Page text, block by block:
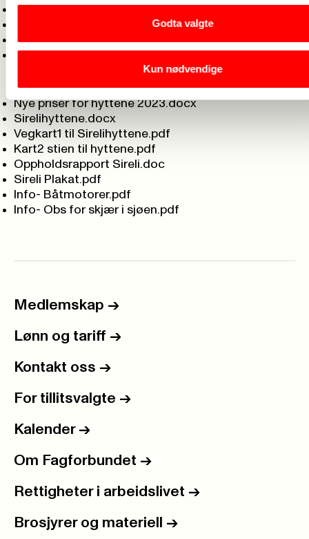
Godta valgte
Kun nødvendige
Søknadsskjema for leie av Sirelihyttene
Utleieoversikt hytte 2
Video Sirelihyttene
Dokumenter
Nye priser for hyttene 2023.docx
Sirelihyttene.docx
Vegkart1 til Sirelihyttene.pdf
Kart2 stien til hyttene.pdf
Oppholdsrapport Sireli.doc
Sireli Plakat.pdf
Info- Båtmotorer.pdf
Info- Obs for skjær i sjøen.pdf
Medlemskap ->
Lønn og tariff ->
Kontakt oss ->
For tillitsvalgte ->
Kalender ->
Om Fagforbundet ->
Rettigheter i arbeidslivet ->
Brosjyrer og materiell ->